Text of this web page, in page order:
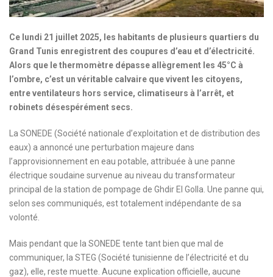
Ce lundi 21 juillet 2025, les habitants de plusieurs quartiers du
Grand Tunis enregistrent des coupures d’eau et d’électricité.
Alors que le thermomètre dépasse allègrement les 45°C à
l’ombre, c’est un véritable calvaire que vivent les citoyens,
entre ventilateurs hors service, climatiseurs à l’arrêt, et
robinets désespérément secs.
La SONEDE (Société nationale d’exploitation et de distribution des
eaux) a annoncé une perturbation majeure dans
l’approvisionnement en eau potable, attribuée à une panne
électrique soudaine survenue au niveau du transformateur
principal de la station de pompage de Ghdir El Golla. Une panne qui,
selon ses communiqués, est totalement indépendante de sa
volonté.
Mais pendant que la SONEDE tente tant bien que mal de
communiquer, la STEG (Société tunisienne de l’électricité et du
gaz), elle, reste muette. Aucune explication officielle, aucune